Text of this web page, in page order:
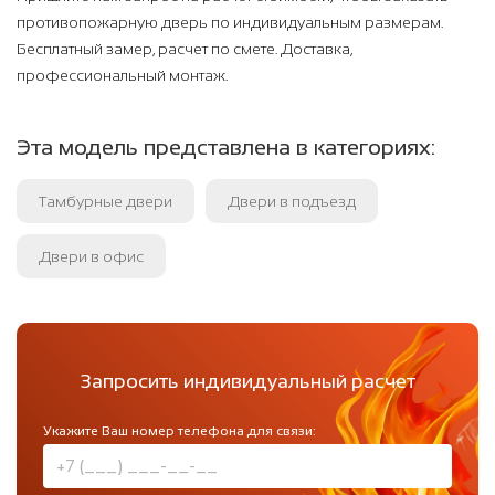
противопожарную дверь по индивидуальным размерам.
Бесплатный замер, расчет по смете. Доставка,
профессиональный монтаж.
Эта модель представлена в категориях:
Тамбурные двери Двери в подъезд
Двери в офис
Запросить индивидуальный расчет
Укажите Ваш номер телефона для связи: